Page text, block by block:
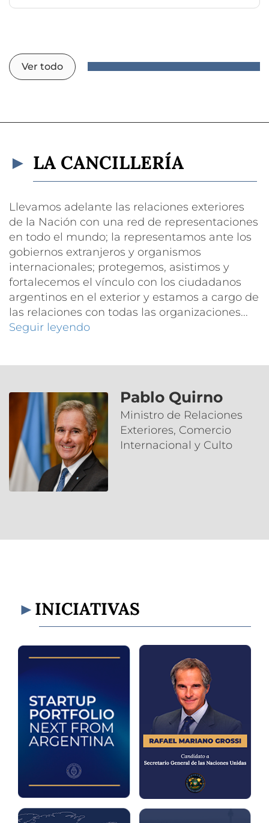
Ver todo
LA CANCILLERÍA
Llevamos adelante las relaciones exteriores
de la Nación con una red de representaciones
en todo el mundo; la representamos ante los
gobiernos extranjeros y organismos
internacionales; protegemos, asistimos y
fortalecemos el vínculo con los ciudadanos
argentinos en el exterior y estamos a cargo de
las relaciones con todas las organizaciones...
Seguir leyendo
Pablo Quirno
Ministro de Relaciones
Exteriores, Comercio
Internacional y Culto
INICIATIVAS